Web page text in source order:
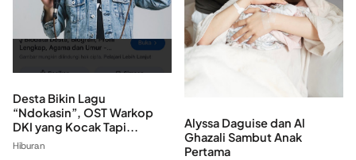
Desta Bikin Lagu
“Ndokasin”, OST Warkop
DKI yang Kocak Tapi...
Hiburan
Alyssa Daguise dan Al
Ghazali Sambut Anak
Pertama